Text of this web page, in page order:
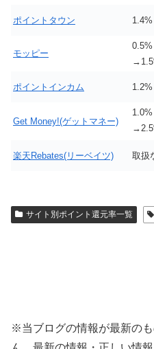
ポイントタウン 1.4%
モッピー
0.5%
ポイントインカム 1.2%
Get Money!(ゲットマネー)
1.0%
楽天Rebates(リーベイツ) 取扱
サイト別ポイント還元率一覧
※当ブログの情報が最新の